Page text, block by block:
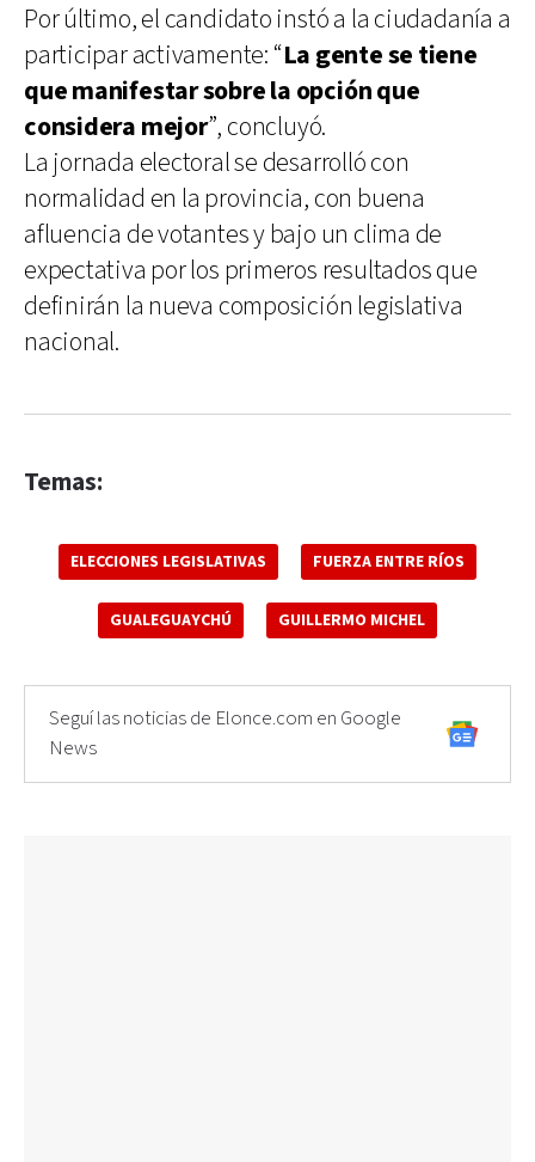
Por último, el candidato instó a la ciudadanía a
participar activamente: “La gente se tiene
que manifestar sobre la opción que
considera mejor”, concluyó.
La jornada electoral se desarrolló con
normalidad en la provincia, con buena
afluencia de votantes y bajo un clima de
expectativa por los primeros resultados que
definirán la nueva composición legislativa
nacional.
Temas:
ELECCIONES LEGISLATIVAS FUERZA ENTRE RÍOS
GUALEGUAYCHÚ GUILLERMO MICHEL
Seguí las noticias de Elonce.com en Google
News